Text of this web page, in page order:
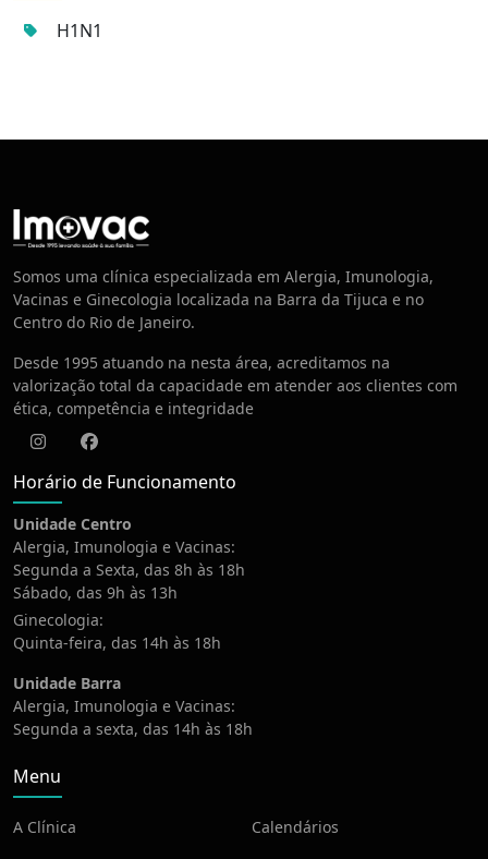
H1N1
Centro de Vacinação
Somos uma clínica especializada em Alergia, Imunologia,
Vacinas e Ginecologia localizada na Barra da Tijuca e no
Centro do Rio de Janeiro.
Desde 1995 atuando na nesta área, acreditamos na
valorização total da capacidade em atender aos clientes com
ética, competência e integridade
InstagramFacebook
Horário de Funcionamento
Unidade Centro
Alergia, Imunologia e Vacinas:
Segunda a Sexta, das 8h às 18h
Sábado, das 9h às 13h
Ginecologia:
Quinta-feira, das 14h às 18h
Unidade Barra
Alergia, Imunologia e Vacinas:
Segunda a sexta, das 14h às 18h
Menu
A Clínica
Calendários